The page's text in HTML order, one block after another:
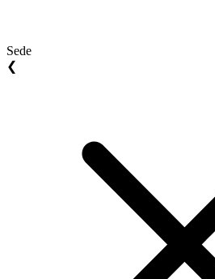
Sede
❮